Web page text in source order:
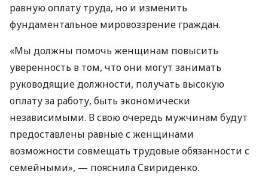
равную оплату труда, но и изменить
фундаментальное мировоззрение граждан.
«Мы должны помочь женщинам повысить
уверенность в том, что они могут занимать
руководящие должности, получать высокую
оплату за работу, быть экономически
независимыми. В свою очередь мужчинам будут
предоставлены равные с женщинами
возможности совмещать трудовые обязанности с
семейными», — пояснила Свириденко.